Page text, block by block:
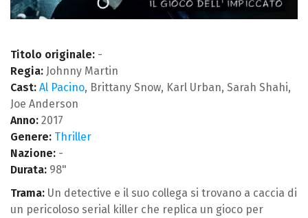
Titolo originale: -
Regia: Johnny Martin
Cast: Al Pacino, Brittany Snow, Karl Urban, Sarah Shahi,
Joe Anderson
Anno: 2017
Genere: Thriller
Nazione: -
Durata: 98"
Trama: Un detective e il suo collega si trovano a caccia di
un pericoloso serial killer che replica un gioco per